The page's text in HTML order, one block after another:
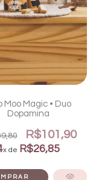
Moo Magic • Duo
Dopamina
R$101,90
x de R$26,85